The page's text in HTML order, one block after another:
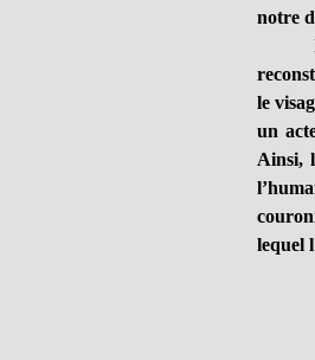
notre
Il
le
un
Ainsi,
lequel